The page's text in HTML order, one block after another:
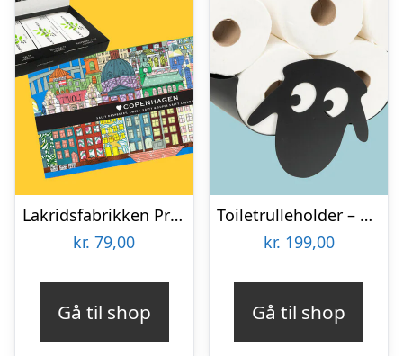
Lakridsfabrikken Premiumlakrids – Copenhagen
kr. 79,00
Gå til shop
Toiletrulleholder – Liggende får
kr. 199,00
Gå til shop